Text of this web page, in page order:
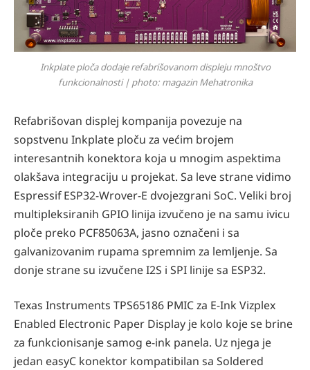
Inkplate ploča dodaje refabrišovanom displeju mnoštvo
funkcionalnosti | photo: magazin Mehatronika
Refabrišovan displej kompanija povezuje na
sopstvenu Inkplate ploču za većim brojem
interesantnih konektora koja u mnogim aspektima
olakšava integraciju u projekat. Sa leve strane vidimo
Espressif ESP32-Wrover-E dvojezgrani SoC. Veliki broj
multipleksiranih GPIO linija izvučeno je na samu ivicu
ploče preko PCF85063A, jasno označeni i sa
galvanizovanim rupama spremnim za lemljenje. Sa
donje strane su izvučene I2S i SPI linije sa ESP32.
Texas Instruments TPS65186 PMIC za E-Ink Vizplex
Enabled Electronic Paper Display je kolo koje se brine
za funkcionisanje samog e-ink panela. Uz njega je
jedan easyC konektor kompatibilan sa Soldered